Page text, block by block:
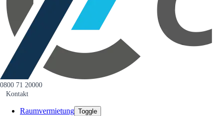
0800 71 20000
Kontakt
Raumvermietung Toggle